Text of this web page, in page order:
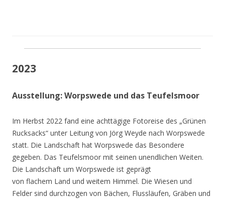
2023
Ausstellung: Worpswede und das Teufelsmoor
Im Herbst 2022 fand eine achttägige Fotoreise des „Grünen
Rucksacks“ unter Leitung von Jörg Weyde nach Worpswede
statt. Die Landschaft hat Worpswede das Besondere
gegeben. Das Teufelsmoor mit seinen unendlichen Weiten.
Die Landschaft um Worpswede ist geprägt
von flachem Land und weitem Himmel. Die Wiesen und
Felder sind durchzogen von Bächen, Flussläufen, Gräben und